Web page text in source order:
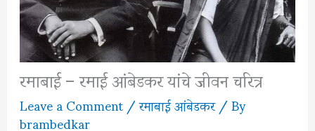
रमाबाई – रमाई आंबेडकर यांचे जीवन चरित्र
Leave a Comment/रमाबाई आंबेडकर/ By
brambedkar